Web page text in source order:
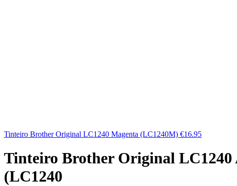
Tinteiro Brother Original LC1240 Magenta (LC1240M) €16.95
Tinteiro Brother Original
(LC1240